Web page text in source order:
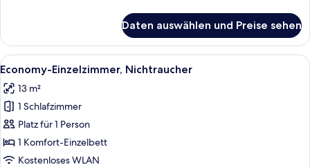
anzeigen
Penthouse
Suite
Non
Daten auswählen und Preise sehen
Alle
Fotos
für
Economy-
Einzelzimmer,
Nichtraucher
anzeigen
Ein Hotelzimmer mit Bett,
3
Economy-Einzelzimmer, Nichtraucher
13 m²
1 Schlafzimmer
Platz für 1 Person
1 Komfort-Einzelbett
Kostenloses WLAN